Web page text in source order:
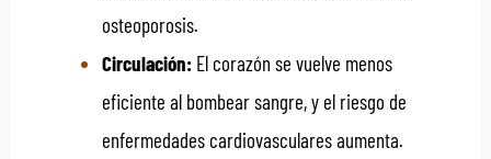
osteoporosis.
Circulación: El corazón se vuelve menos
eficiente al bombear sangre, y el riesgo de
enfermedades cardiovasculares aumenta.